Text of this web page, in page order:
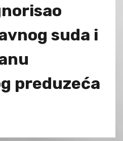
suda i
preduzeća